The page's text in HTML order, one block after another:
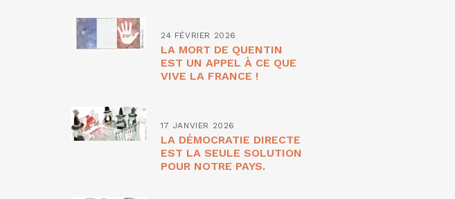
24 FÉVRIER 2026
LA MORT DE QUENTIN
EST UN APPEL À CE QUE
VIVE LA FRANCE !
17 JANVIER 2026
LA DÉMOCRATIE DIRECTE
EST LA SEULE SOLUTION
POUR NOTRE PAYS.